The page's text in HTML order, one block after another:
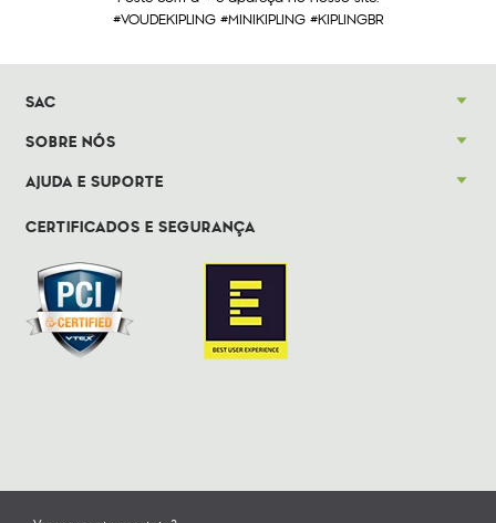
#VOUDEKIPLING #MINIKIPLING #KIPLINGBR
SAC
SOBRE NÓS
AJUDA E SUPORTE
CERTIFICADOS E SEGURANÇA